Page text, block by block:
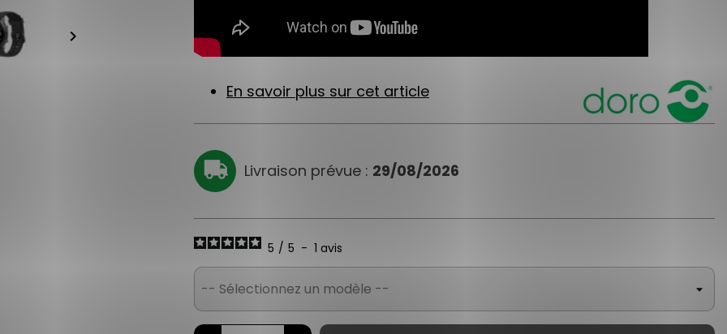
keyboard_arrow_right
En savoir plus sur cet article
Livraison prévue : 29/08/2026
5 / 5 - 1 avis